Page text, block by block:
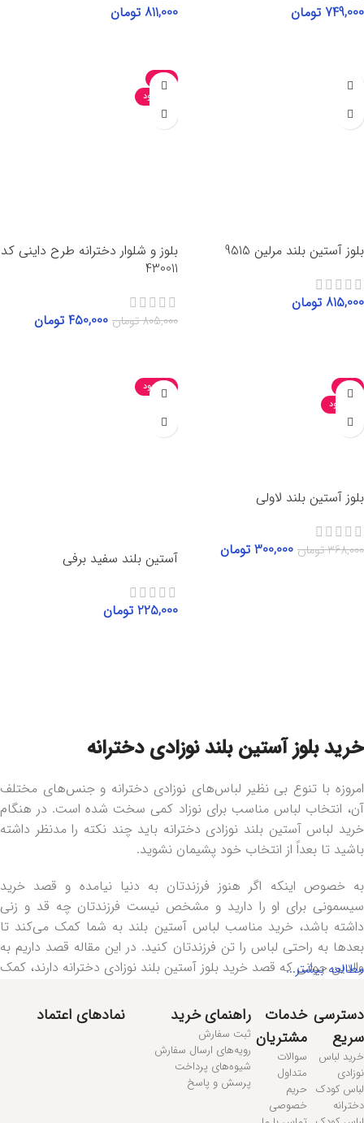
749,000 تومان 811,000 تومان
بلوز آستین بلند مرلین 9515
815,000 تومان
-44%
ناموجود
بلوز و شلوار دخترانه طرح داینی کد
430011
805,000تومان 450,000 تومان
-18%
ناموجود
بلوز آستین بلند لاولی
368,000تومان 300,000 تومان
ناموجود
آستین بلند سفید برفی
225,000 تومان
خرید بلوز آستین بلند نوزادی دخترانه
امروزه با تنوع بی نظیر لباس‌های نوزادی دخترانه و جنس‌های مختلف
آن، انتخاب لباس مناسب برای نوزاد کمی سخت شده است. در هنگام
خرید لباس آستین بلند نوزادی دخترانه باید چند نکته را مدنظر داشته
باشید تا بعداً از انتخاب خود پشیمان نشوید.
به خصوص اینکه اگر هنوز فرزندتان به دنیا نیامده و قصد خرید
سیسمونی برای او را دارید و مشخص نیست فرزندتان چه قد و زنی
داشته باشد، خرید مناسب لباس آستین بلند به شما کمک می‌کند تا
بعدها به راحتی لباس را تن فرزندتان کنید. در این مقاله قصد داریم به
والدین جوانی که قصد خرید بلوز آستین بلند نوزادی دخترانه دارند، کمک
مند هستید، این مطلب را از دست ندهید.
جنس و سایز بلوز آستین بلند نوزادی دخترانه
یکی از موضوعات مهمی که همیشه در زمان خرید لباس نوزادی باید به
آن دقت کنید، جنس مناسب لباس است. با توجه به پوست حساس و
مطالعه بیشتر...
دسترسی
سریع
خرید لباس
نوزادی
لباس کودک
دخترانه
خدمات
مشتریان
سوالات
متداول
حریم
خصوصی
راهنمای خرید
ثبت سفارش
رویه‌های ارسال سفارش
شیوه‌های پرداخت
پرسش و پاسخ
نمادهای اعتماد